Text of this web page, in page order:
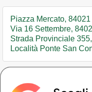
Piazza Mercato,
Via 16 Settembre,
Strada Provinciale
Località Ponte San